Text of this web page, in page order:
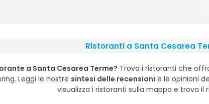
Ristoranti a Santa Cesarea
a Santa Cesarea Terme? Trova i ristoranti che
Leggi le nostre sintesi delle recensioni e le opinioni
visualizza i ristoranti sulla mappa e trova il